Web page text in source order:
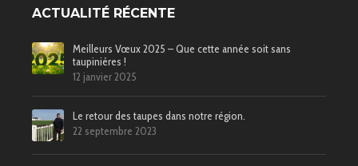
ACTUALITÉ RÉCENTE
Meilleurs Vœux 2025 – Que cette année soit sans
taupinières !
12 janvier 2025
Le retour des taupes dans notre région.
22 septembre 2023